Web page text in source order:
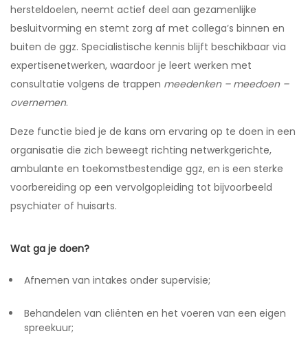
hersteldoelen, neemt actief deel aan gezamenlijke
besluitvorming en stemt zorg af met collega’s binnen en
buiten de ggz. Specialistische kennis blijft beschikbaar via
expertisenetwerken, waardoor je leert werken met
consultatie volgens de trappen meedenken – meedoen –
overnemen.
Deze functie bied je de kans om ervaring op te doen in een
organisatie die zich beweegt richting netwerkgerichte,
ambulante en toekomstbestendige ggz, en is een sterke
voorbereiding op een vervolgopleiding tot bijvoorbeeld
psychiater of huisarts.
Wat ga je doen?
Afnemen van intakes onder supervisie;
Behandelen van cliënten en het voeren van een eigen
spreekuur;